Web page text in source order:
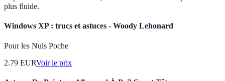
plus fluide.
Windows XP : trucs et astuces - Woody Lehonard
Pour les Nuls Poche
2.79 EURVoir le prix